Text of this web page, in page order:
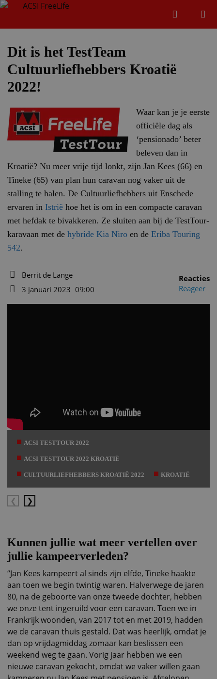
Zoeken
Dit is het TestTeam
Cultuurliefhebbers Kroatië
2022!
Waar kan je je eerste
officiële dag als
‘pensionado’ beter
beleven dan in
Kroatië? Nu meer vrije tijd lonkt, zijn Jan Kees (66) en
Tineke (65) van plan hun caravan nog vaker uit de
stalling te halen. De Cultuurliefhebbers uit Enschede
ervaren in Istrië hoe het is om in een compacte caravan
met hefdak te bivakkeren. Ze sluiten aan bij de TestTour-
karavaan met de hybride Kia Niro en de Eriba Touring
542.
Auteur
Berrit de Lange
3 januari 2023 09:00
Reacties
Reageer
ACSI TESTTOUR 2022
ACSI TESTTOUR 2022 KROATIË
CULTUURLIEFHEBBERS KROATIË 2022 KROATIË
Kunnen jullie wat meer vertellen over
jullie kampeerverleden?
“Jan Kees kampeert al sinds zijn elfde, Tineke haakte
aan toen we begin twintig waren. Halverwege de jaren
80, na de geboorte van onze tweede dochter, hebben
we onze tent ingeruild voor een caravan. Toen we in
Frankrijk woonden, van 2017 tot en met 2019, hadden
we de caravan thuis gestald. Dat was heerlijk, omdat je
dan op vrijdagmiddag zomaar kan beslissen een
weekend weg te gaan. Vorig jaar hebben we een
nieuwe caravan gekocht, omdat we vaker willen gaan